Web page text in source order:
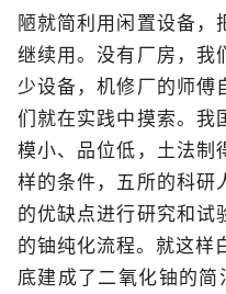
陋就简利用闲置设备，
继续用。没有厂房，我
少设备，机修厂的师傅
们就在实践中摸索。我
模小、品位低，土法制
样的条件，五所的科研
的优缺点进行研究和试
的铀纯化流程。就这样
底建成了二氧化铀的